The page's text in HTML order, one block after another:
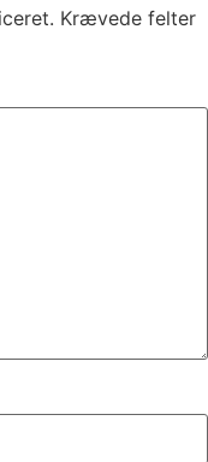
Krævede felter